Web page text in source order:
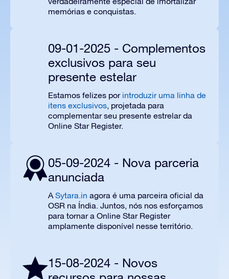
memórias e conquistas.
09-01-2025 - Complementos
exclusivos para seu
presente estelar
Estamos felizes por introduzir uma linha de
itens exclusivos, projetada para
complementar seu presente estrelar da
Online Star Register.
05-09-2024 - Nova parceria
anunciada
A Sytara.in agora é uma parceira oficial da
OSR na Índia. Juntos, nós nos esforçamos
para tornar a Online Star Register
amplamente disponível nesse território.
15-08-2024 - Novos